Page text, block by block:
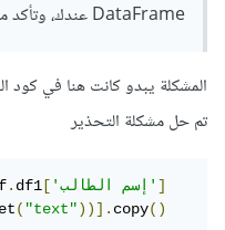
DataFrame عندك، وتأكد من حفظ الملف.
تم حل مشكلة التحذير
.df1 [ 'إسم الطالب']
("text"))].copy()